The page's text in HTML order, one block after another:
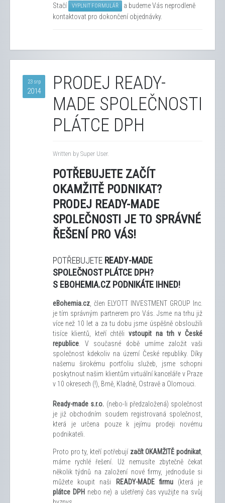
Stačí
VYPLNIT FORMULÁŘ
a budeme Vás neprodleně
kontaktovat pro dokončení objednávky.
23 srp
2014
PRODEJ READY-
MADE SPOLEČNOSTI
PLÁTCE DPH
Written by Super User.
POTŘEBUJETE ZAČÍT
OKAMŽITĚ PODNIKAT?
PRODEJ READY-MADE
SPOLEČNOSTI JE TO SPRÁVNÉ
ŘEŠENÍ PRO VÁS!
POTŘEBUJETE READY-MADE
SPOLEČNOST PLÁTCE DPH?
S EBOHEMIA.CZ PODNIKÁTE IHNED!
eBohemia.cz , člen ELYOTT INVESTMENT GROUP Inc.
je tím správným partnerem pro Vás. Jsme na trhu již
více než 10 let a za tu dobu jsme úspěšně obsloužili
tisíce klientů, kteří chtěli vstoupit na trh v České
republice . V současné době umíme založit vaši
společnost kdekoliv na území České republiky. Díky
našemu širokému portfoliu služeb, jsme schopni
poskytnout našim klientům virtuální kanceláře v Praze
v 10 okresech (!), Brně, Kladně, Ostravě a Olomouci.
Ready-made s.r.o. (nebo-li předzaložená) společnost
je již obchodním soudem registrovaná společnost,
která je určena pouze k jejímu prodeji novému
podnikateli.
Proto pro ty, kteří potřebují začít OKAMŽITĚ podnikat
máme rychlé řešení. Už nemusíte zbytečně čekat
několik týdnů na založení nové firmy, jednoduše si
můžete koupit naši
READY-MADE firmu(která je
plátce DPH nebo ne) a ušetřený čas využijte na svůj